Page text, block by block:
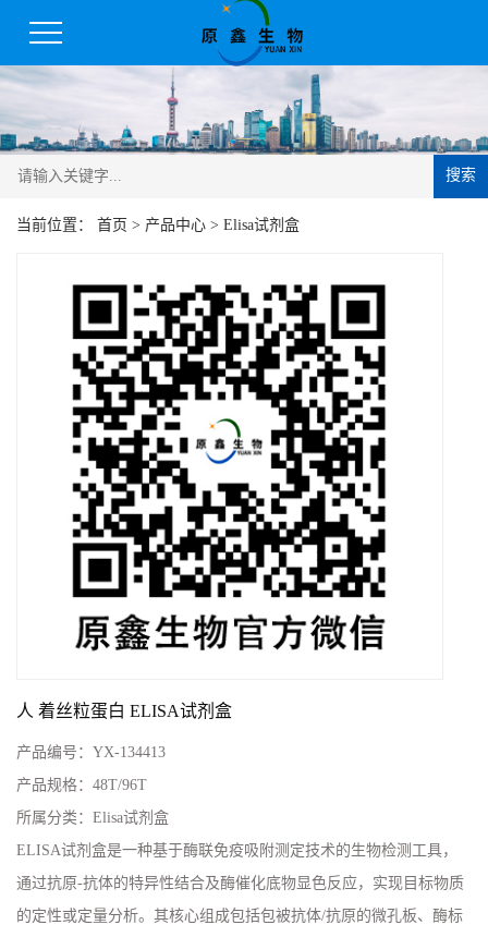
搜索
当前位置： 首页 > 产品中心 > Elisa试剂盒
人 着丝粒蛋白 ELISA试剂盒
产品编号： YX-134413
产品规格： 48T/96T
所属分类： Elisa试剂盒
ELISA试剂盒是一种基于酶联免疫吸附测定技术的生物检测工具，
通过抗原-抗体的特异性结合及酶催化底物显色反应，实现目标物质
的定性或定量分析。其核心组成包括包被抗体/抗原的微孔板、酶标